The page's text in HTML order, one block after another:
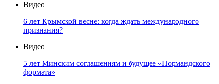
Видео
6 лет Крымской весне: когда ждать международного
признания?
Видео
5 лет Минским соглашениям и будущее «Нормандского
формата»